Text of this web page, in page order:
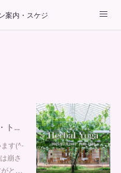
案内・スケジュール
ト…
す(^-
崩さ
と…